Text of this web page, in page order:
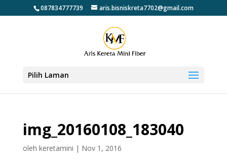
087834777739 aris.bisniskreta7702@gmail.com
Pilih Laman
img_20160108_183040
oleh keretamini | Nov 1, 2016